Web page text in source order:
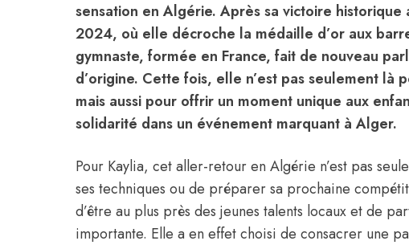
sensation en Algérie. Après sa victoire historique
2024, où elle décroche la médaille d’or aux
gymnaste, formée en France, fait de nouveau
d’origine. Cette fois, elle n’est pas seulement là
mais aussi pour offrir un moment unique aux
solidarité dans un événement marquant à Alger.
Pour Kaylia, cet aller-retour en Algérie n’est pas
ses techniques ou de préparer sa prochaine
d’être au plus près des jeunes talents locaux et de
importante. Elle a en effet choisi de consacrer une